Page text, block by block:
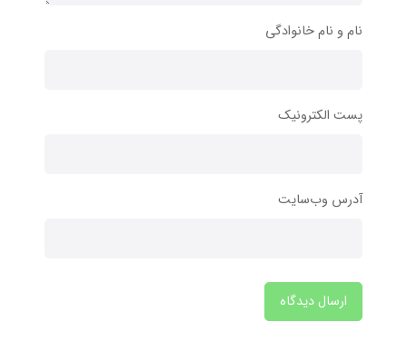
نام و نام خانوادگی
پست الکترونیک
آدرس وب‌سایت
ارسال دیدگاه